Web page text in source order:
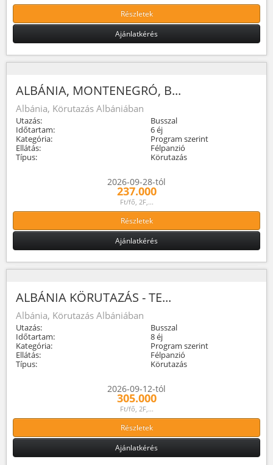
Részletek
Ajánlatkérés
ALBÁNIA, MONTENEGRÓ, B...
Albánia, Körutazás Albániában
Utazás:
Busszal
Időtartam:
6 éj
Kategória:
Program szerint
Ellátás:
Félpanzió
Típus:
Körutazás
2026-09-28-tól
237.000
Ft/fő, 2F,...
Részletek
Ajánlatkérés
ALBÁNIA KÖRUTAZÁS - TE...
Albánia, Körutazás Albániában
Utazás:
Busszal
Időtartam:
8 éj
Kategória:
Program szerint
Ellátás:
Félpanzió
Típus:
Körutazás
2026-09-12-tól
305.000
Ft/fő, 2F,...
Részletek
Ajánlatkérés